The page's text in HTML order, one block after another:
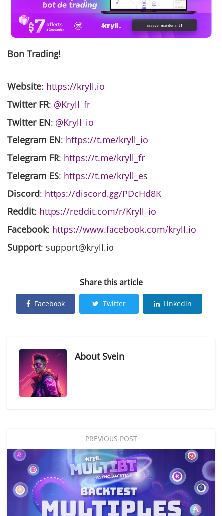
Bon Trading!
Website: https://kryll.io
Twitter FR: @Kryll_fr
Twitter EN: @Kryll_io
Telegram EN: https://t.me/kryll_io
Telegram FR: https://t.me/kryll_fr
Telegram ES: https://t.me/kryll_es
Discord: https://discord.gg/PDcHd8K
Reddit: https://reddit.com/r/Kryll_io
Facebook: https://www.facebook.com/kryll.io
Support: support@kryll.io
Share this article
Facebook Twitter Linkedin
About Svein
PREVIOUS POST